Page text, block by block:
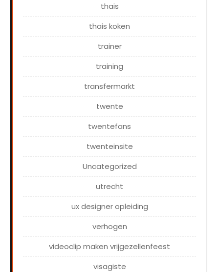
thais
thais koken
trainer
training
transfermarkt
twente
twentefans
twenteinsite
Uncategorized
utrecht
ux designer opleiding
verhogen
videoclip maken vrijgezellenfeest
visagiste